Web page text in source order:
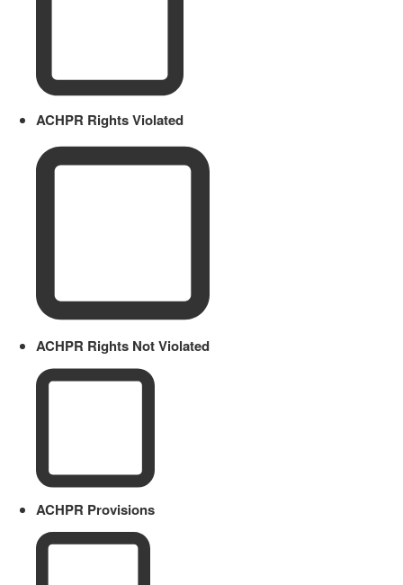
ACHPR Rights Violated
ACHPR Rights Not Violated
ACHPR Provisions